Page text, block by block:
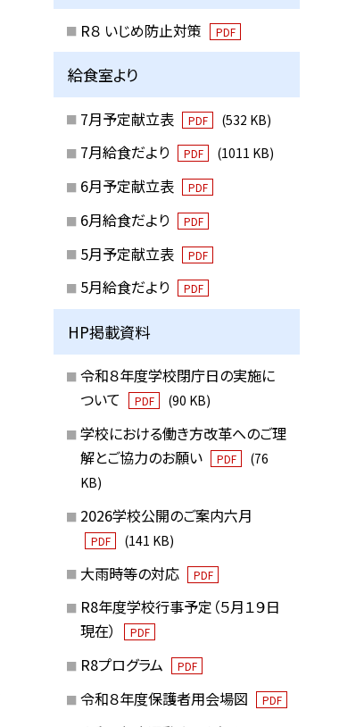
R８ いじめ防止対策 PDF
給食室より
7月予定献立表 PDF (532 KB)
7月給食だより PDF (1011 KB)
6月予定献立表 PDF
6月給食だより PDF
5月予定献立表 PDF
5月給食だより PDF
HP掲載資料
令和８年度学校閉庁日の実施に
ついて
PDF (90 KB)
学校における働き方改革へのご理
解とご協力のお願い
PDF
(76
KB)
2026学校公開のご案内六月
PDF (141 KB)
大雨時等の対応 PDF
R8年度学校行事予定（５月１９日
現在）
PDF
R8プログラム PDF
令和８年度保護者用会場図 PDF